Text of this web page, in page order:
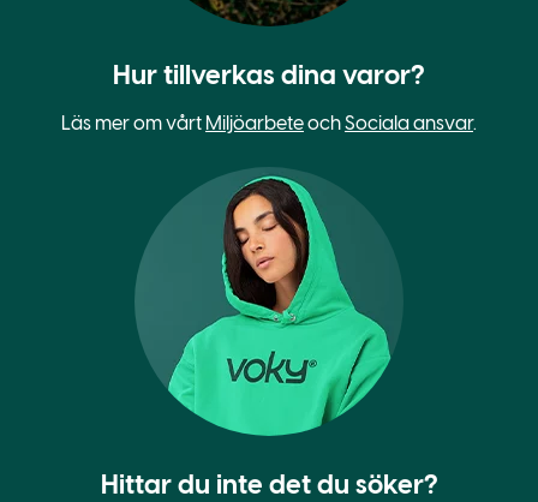
Hur tillverkas dina varor?
Läs mer om vårt MiljöarbeteochSociala ansvar.
Hittar du inte det du söker?